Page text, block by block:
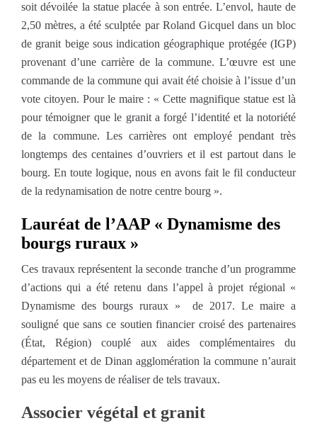
soit dévoilée la statue placée à son entrée. L’envol, haute de
2,50 mètres, a été sculptée par Roland Gicquel dans un bloc
de granit beige sous indication géographique protégée (IGP)
provenant d’une carrière de la commune. L’œuvre est une
commande de la commune qui avait été choisie à l’issue d’un
vote citoyen. Pour le maire : « Cette magnifique statue est là
pour témoigner que le granit a forgé l’identité et la notoriété
de la commune. Les carrières ont employé pendant très
longtemps des centaines d’ouvriers et il est partout dans le
bourg. En toute logique, nous en avons fait le fil conducteur
de la redynamisation de notre centre bourg ».
Lauréat de l’AAP « Dynamisme des
bourgs ruraux »
Ces travaux représentent la seconde tranche d’un programme
d’actions qui a été retenu dans l’appel à projet régional «
Dynamisme des bourgs ruraux » de 2017. Le maire a
souligné que sans ce soutien financier croisé des partenaires
(État, Région) couplé aux aides complémentaires du
département et de Dinan agglomération la commune n’aurait
pas eu les moyens de réaliser de tels travaux.
Associer végétal et granit